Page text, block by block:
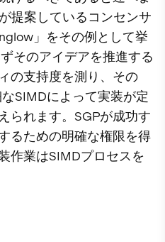
提案しているコンセンサ
」をその例として挙
そのアイデアを推進する
の支持度を測り、その
SIMDによって実装が定
られます。SGPが成功す
るための明確な権限を得
作業はSIMDプロセスを